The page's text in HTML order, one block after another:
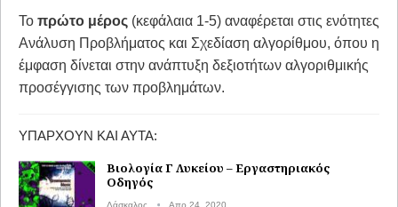
Το πρώτο μέρος (κεφάλαια 1-5) αναφέρεται στις ενότητες
Ανάλυση Προβλήματος και Σχεδίαση αλγορίθμου, όπου η
έμφαση δίνεται στην ανάπτυξη δεξιοτήτων αλγοριθμικής
προσέγγισης των προβλημάτων.
ΥΠΆΡΧΟΥΝ ΚΑΙ ΑΥΤΆ:
Βιολογία Γ Λυκείου – Εργαστηριακός
Οδηγός
Δάσκαλος Απρ 24, 2020